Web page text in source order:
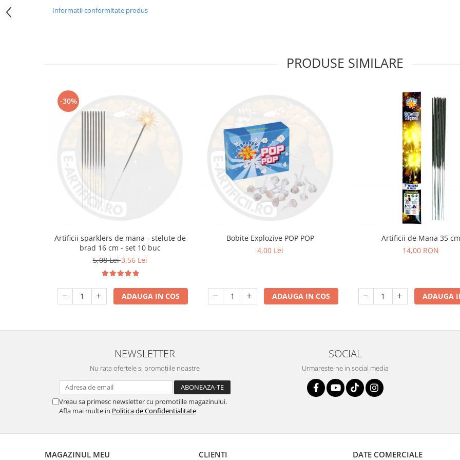
Informatii conformitate produs
PRODUSE SIMILARE
-30%
Artificii sparklers de mana - stelute de
brad 16 cm - set 10 buc
5,08 Lei3,56 Lei
ADAUGA IN COS
Bobite Explozive POP POP
4,00 Lei
ADAUGA IN COS
Artificii de Mana 35 cm
14,00 RON
ADAUGA
NEWSLETTER
Nu rata ofertele si promotiile noastre
Vreau sa primesc newsletter cu promotiile magazinului.
Afla mai multe in Politica de Confidentialitate
SOCIAL
Urmareste-ne in social media
MAGAZINUL MEU CLIENTI DATE COMERCIALE